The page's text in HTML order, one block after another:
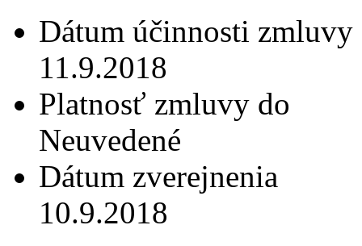
Dátum účinnosti zmluvy
11.9.2018
Platnosť zmluvy do
Neuvedené
Dátum zverejnenia
10.9.2018